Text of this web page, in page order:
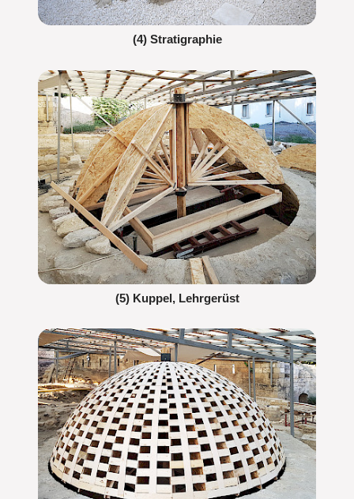
(4) Stratigraphie
(5) Kuppel, Lehrgerüst